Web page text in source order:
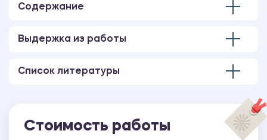
приложение:
тревожности
Содержание
Выдержка из работы
Список литературы
Стоимость работы